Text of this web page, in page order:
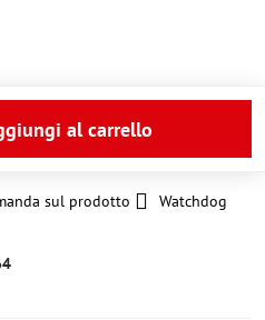
al carrello
sul prodotto
Watchdog